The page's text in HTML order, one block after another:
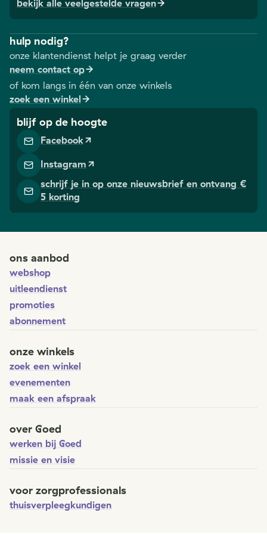
leiden. Goed
hulpmiddelen
getuigenissen in
gidsen.
Wanneer
bekijk alle veelgestelde vragen
hulp nodig?
onze klantendienst helpt je graag verder
neem contact op
of kom langs in één van onze winkels
zoek een winkel
blijf op de hoogte
Facebook
Instagram
schrijf je in op onze nieuwsbrief en ontvang €
5 korting
ons aanbod
webshop
uitleendienst
promoties
abonnement
onze winkels
zoek een winkel
evenementen
maak een afspraak
over Goed
werken bij Goed
missie en visie
voor zorgprofessionals
thuisverpleegkundigen